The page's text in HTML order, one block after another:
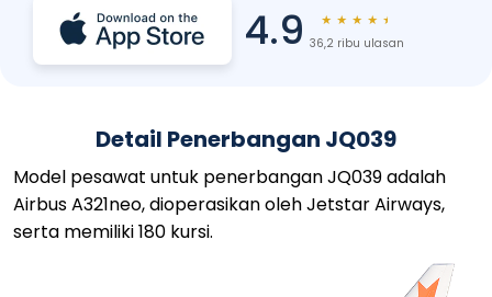
4.9 ★ ★ ★ ★ ★
36,2 ribu ulasan
Detail Penerbangan JQ039
Model pesawat untuk penerbangan JQ039 adalah
Airbus A321neo, dioperasikan oleh Jetstar Airways,
serta memiliki 180 kursi.